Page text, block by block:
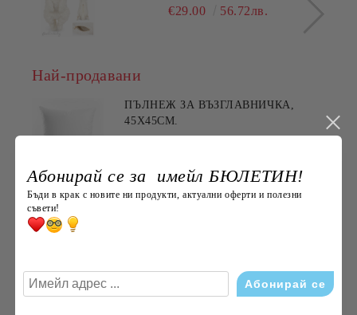
€29.00 56.72лв.
Най-продавани
ПЪЛНЕЖ ЗА ВЪЗГЛАВНИЧКА,
45X45СМ.
ХАВЛИЯ ЗА РЪЦЕ, 100% ПАМУК,
ДОЛЕН ЧАРШАФ С ЛАСТИК,
Абонирай се за имейл БЮЛЕТИН!
Бъди в крак с новите ни продукти, актуални оферти и полезни
съвети!